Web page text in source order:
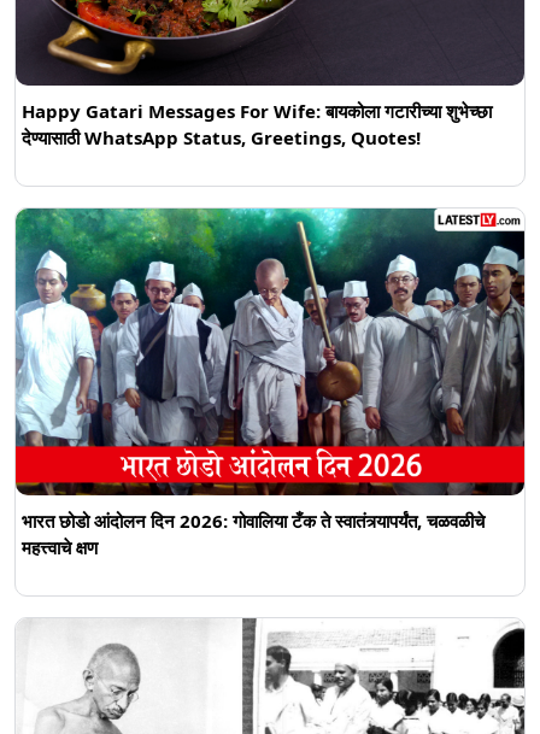
Happy Gatari Messages For Wife: बायकोला गटारीच्या शुभेच्छा
देण्यासाठी WhatsApp Status, Greetings, Quotes!
भारत छोडो आंदोलन दिन 2026: गोवालिया टँक ते स्वातंत्र्यापर्यंत, चळवळीचे
महत्त्वाचे क्षण